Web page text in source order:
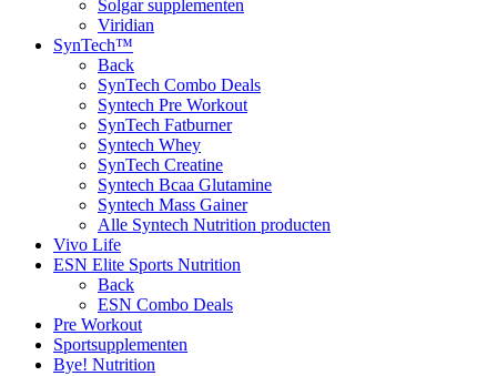
Solgar supplementen
Viridian
SynTech™
Back
SynTech Combo Deals
Syntech Pre Workout
SynTech Fatburner
Syntech Whey
SynTech Creatine
Syntech Bcaa Glutamine
Syntech Mass Gainer
Alle Syntech Nutrition producten
Vivo Life
ESN Elite Sports Nutrition
Back
ESN Combo Deals
Pre Workout
Sportsupplementen
Bye! Nutrition